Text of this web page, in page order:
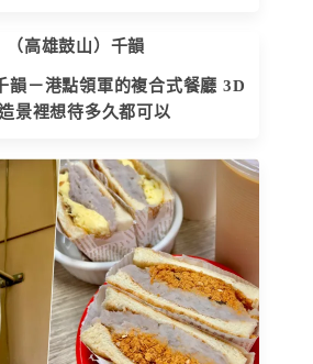
韻－港點領軍的複合式餐廳 3D
景裡想待多久都可以